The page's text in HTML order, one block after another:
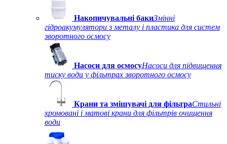
Накопичувальні бакиЗмінні
гідроакумулятори з металу і пластика для систем
зворотного осмосу
Насоси для осмосуНасоси для підвищення
тиску води у фільтрах зворотного осмосу
Крани та змішувачі для фільтраСтильні
хромовані і матові крани для фільтрів очищення
води